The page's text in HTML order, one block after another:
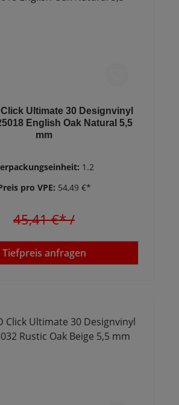
Ultimate 30 Designvinyl
English Oak Natural 5,5
mm
1.2
pro VPE: 54,49 €*
45,41 €*/
Tiefpreis anfragen